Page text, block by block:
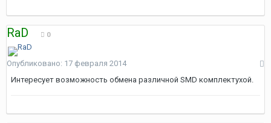
RaD 0
Опубликовано: 17 февраля 2014
Интересует возможность обмена различной SMD комплектухой.